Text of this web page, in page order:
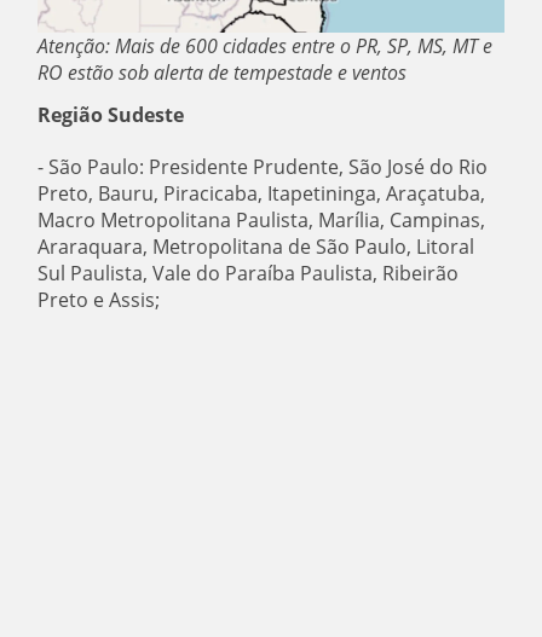
Atenção: Mais de 600 cidades entre o PR, SP, MS, MT e
RO estão sob alerta de tempestade e ventos
Região Sudeste
- São Paulo: Presidente Prudente, São José do Rio
Preto, Bauru, Piracicaba, Itapetininga, Araçatuba,
Macro Metropolitana Paulista, Marília, Campinas,
Araraquara, Metropolitana de São Paulo, Litoral
Sul Paulista, Vale do Paraíba Paulista, Ribeirão
Preto e Assis;